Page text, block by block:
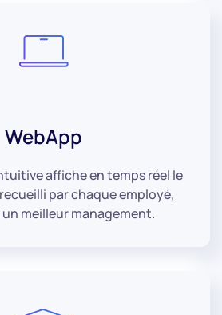
WebApp
affiche en temps réel le
par chaque employé,
meilleur management.